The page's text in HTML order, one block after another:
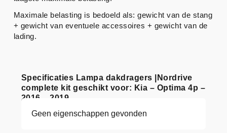
Specificaties Lampa dakdragers |Nordrive
complete kit geschikt voor: Kia – Optima 4p –
2016 – 2019
Geen eigenschappen gevonden
Maximale belasting is bedoeld als: gewicht van de stang
+ gewicht van eventuele accessoires + gewicht van de
lading.